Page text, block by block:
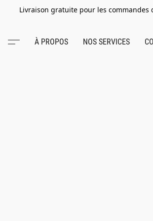
Livraison gratuite pour les commandes
À PROPOS NOS SERVICES